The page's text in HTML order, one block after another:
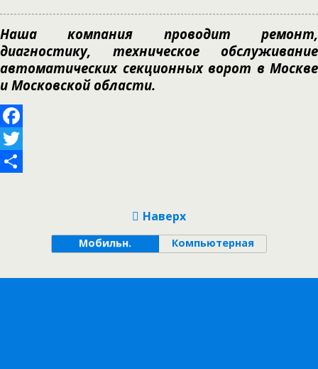
Наша компания проводит ремонт,
диагностику, техническое обслуживание
автоматических секционных ворот в Москве
и Московской области.
Facebook
Twitter
Наверх
Мобильн. Компьютерная